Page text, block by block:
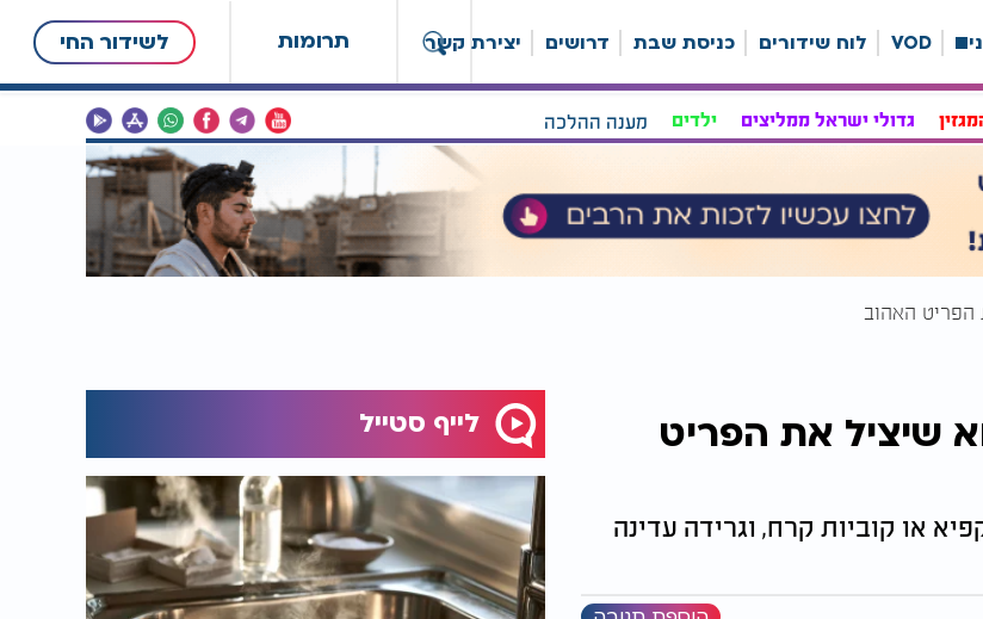
תרומות לשידור החי VOD לוח שידורים כניסת שבת דרושים יצירת קשר
גדולי ישראל ממליצים ילדים מענה ההלכה
הפריט האהוב
שיציל את הפריט
או קוביות קרח, וגרידה עדינה
לייף סטייל